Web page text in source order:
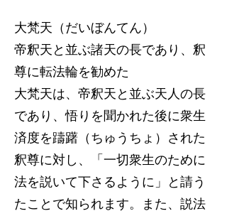
大梵天（だいぼんてん）
帝釈天と並ぶ諸天の長であり、釈
尊に転法輪を勧めた
大梵天は、帝釈天と並ぶ天人の長
であり、悟りを聞かれた後に衆生
済度を躊躇（ちゅうちょ）された
釈尊に対し、「一切衆生のために
法を説いて下さるように」と請う
たことで知られます。また、説法